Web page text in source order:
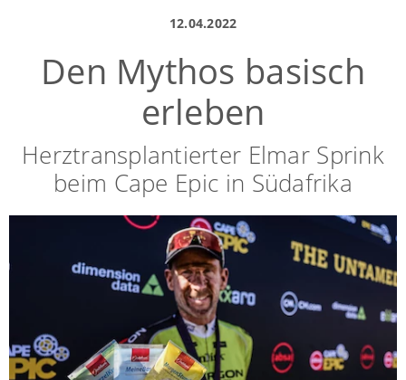
12.04.2022
Den Mythos basisch
erleben
Herztransplantierter Elmar Sprink
beim Cape Epic in Südafrika